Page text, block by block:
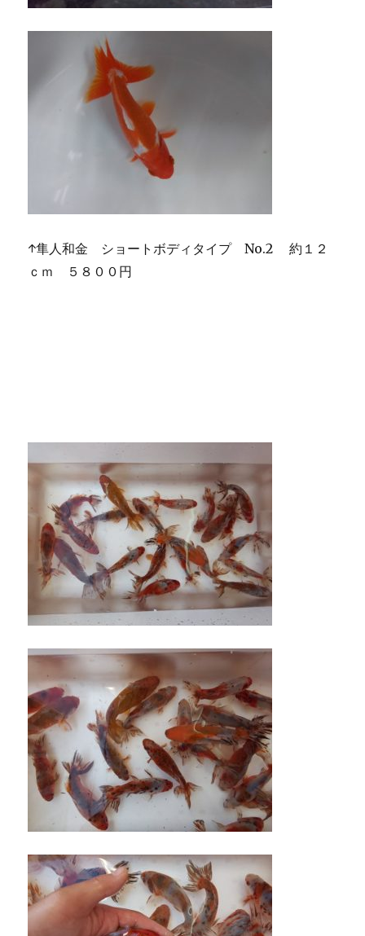
↑隼人和金 ショートボディタイプ No.2 約１２
ｃｍ ５８００円